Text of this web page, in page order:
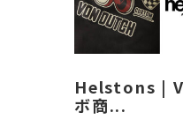
Helstons |
ボ商...